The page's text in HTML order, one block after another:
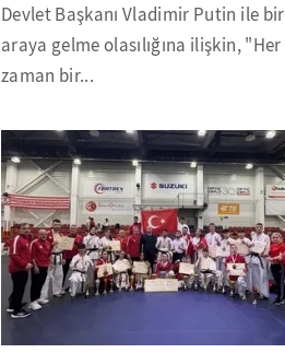
Devlet Başkanı Vladimir Putin ile bir
araya gelme olasılığına ilişkin, "Her
zaman bir...